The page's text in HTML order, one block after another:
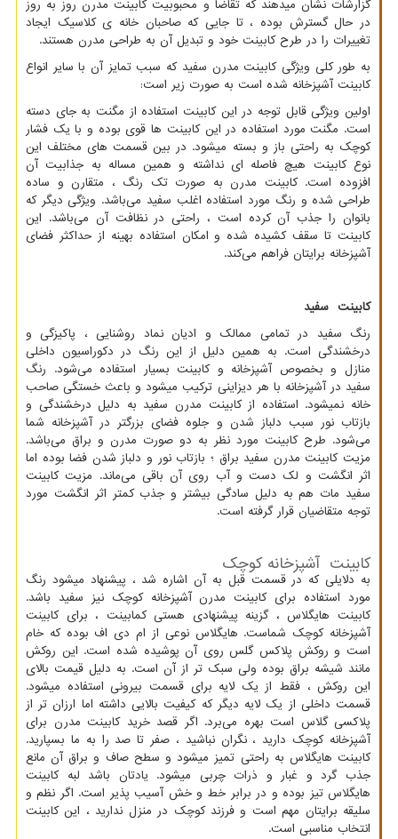
گزارشات نشان میدهند که تقاضا و محبوبیت کابینت مدرن روز به روز
در حال گسترش بوده ، تا جایی که صاحبان خانه‌ ی کلاسیک ایجاد
تغییرات را در طرح کابینت خود و تبدیل آن به طراحی مدرن هستند.
به طور کلی ویژگی کابینت مدرن سفید که سبب تمایز آن با سایر انواع
کابینت آشپزخانه شده است به صورت زیر است:
اولین ویژگی قابل توجه در این کابینت استفاده از مگنت به جای دسته
است. مگنت مورد استفاده در این کابینت ها قوی بوده و با یک فشار
کوچک به راحتی باز و بسته میشود. در بین قسمت‌ های مختلف این
نوع کابینت هیچ فاصله ای نداشته و همین مساله به جذابیت آن
افزوده است. کابینت مدرن به صورت تک رنگ ، متقارن و ساده
طراحی شده و رنگ مورد استفاده اغلب سفید می‌باشد. ویژگی دیگر که
بانوان را جذب آن کرده است ، راحتی در نظافت آن می‌باشد. این
کابینت تا سقف کشیده شده و امکان استفاده بهینه از حداکثر فضای
آشپزخانه برایتان فراهم می‌کند.
کابینت سفید
رنگ سفید در تمامی ممالک و ادیان نماد روشنایی ، پاکیزگی و
درخشندگی است. به همین دلیل از این رنگ در دکوراسیون داخلی
منازل و بخصوص آشپزخانه و کابینت بسیار استفاده می‌شود. رنگ
سفید در آشپزخانه با هر دیزاینی ترکیب میشود و باعث خستگی صاحب
خانه نمیشود. استفاده از کابینت مدرن سفید به دلیل درخشندگی و
بازتاب نور سبب دلباز شدن و جلوه فضای بزرگتر در آشپزخانه شما
می‌شود. طرح کابینت مورد نظر به دو صورت مدرن و براق می‌باشد.
مزیت کابینت مدرن سفید براق ؛ بازتاب نور و دلباز شدن فضا بوده اما
اثر انگشت و لک دست و آب روی آن باقی می‌ماند. مزیت کابینت
سفید مات هم به دلیل سادگی بیشتر و جذب کمتر اثر انگشت مورد
توجه متقاضیان قرار گرفته است.
کابینت آشپزخانه کوچک
به دلایلی که در قسمت قبل به آن اشاره شد ، پیشنهاد میشود رنگ
مورد استفاده برای کابینت مدرن آشپزخانه کوچک نیز سفید باشد.
کابینت هایگلاس ، گزینه پیشنهادی هستی کمابینت ، برای کابینت
آشپزخانه کوچک شماست. هایگلاس نوعی از ام دی اف بوده که خام
است و روکش پلاکس گلس روی آن پوشیده شده است. این روکش
مانند شیشه براق بوده ولی سبک تر از آن است. به دلیل قیمت بالای
این روکش ، فقط از یک لایه برای قسمت بیرونی استفاده میشود.
قسمت داخلی از یک لایه دیگر که کیفیت بالایی داشته اما ارزان تر از
پلاکسی گلاس است بهره می‌برد. اگر قصد خرید کابینت مدرن برای
آشپزخانه کوچک دارید ، نگران نباشید ، صفر تا صد را به ما بسپارید.
کابینت هایگلاس به راحتی تمیز میشود و سطح صاف و براق آن مانع
جذب گرد و غبار و ذرات چربی میشود. یادتان باشد لبه کابینت
هایگلاس تیز بوده و در برابر خط و خش آسیب پذیر است. اگر نظم و
سلیقه برایتان مهم است و فرزند کوچک در منزل ندارید ، این کابینت
انتخاب مناسبی است.